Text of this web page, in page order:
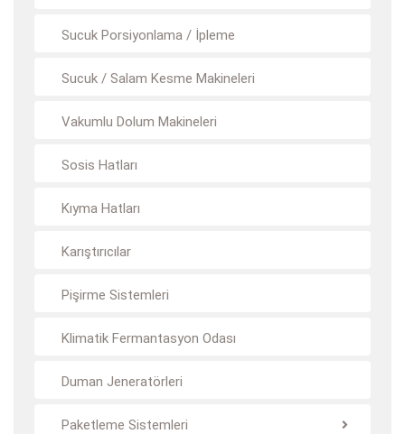
Sucuk Porsiyonlama / İpleme
Sucuk / Salam Kesme Makineleri
Vakumlu Dolum Makineleri
Sosis Hatları
Kıyma Hatları
Karıştırıcılar
Pişirme Sistemleri
Klimatik Fermantasyon Odası
Duman Jeneratörleri
Paketleme Sistemleri